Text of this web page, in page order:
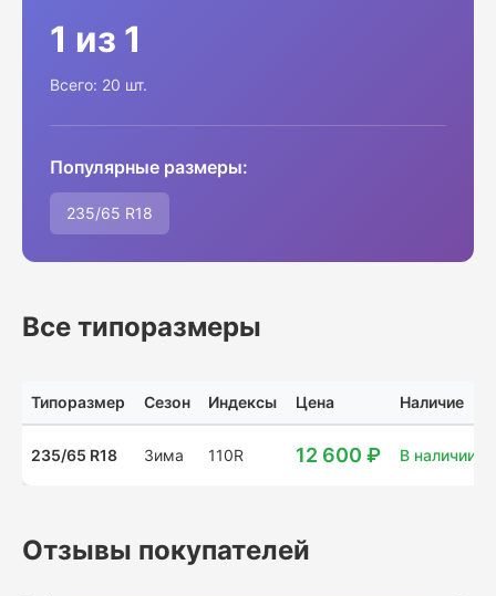
1 из 1
Всего: 20 шт.
Популярные размеры:
235/65 R18
Все типоразмеры
Типоразмер Сезон Индексы Цена Наличие
235/65 R18 Зима 110R 12 600 ₽ В наличии:
Отзывы покупателей